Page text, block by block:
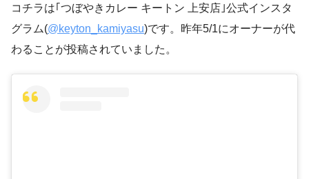
コチラは｢つぼやきカレー キートン 上安店｣公式インスタ
グラム(@keyton_kamiyasu)です。昨年5/1にオーナーが代
わることが投稿されていました。